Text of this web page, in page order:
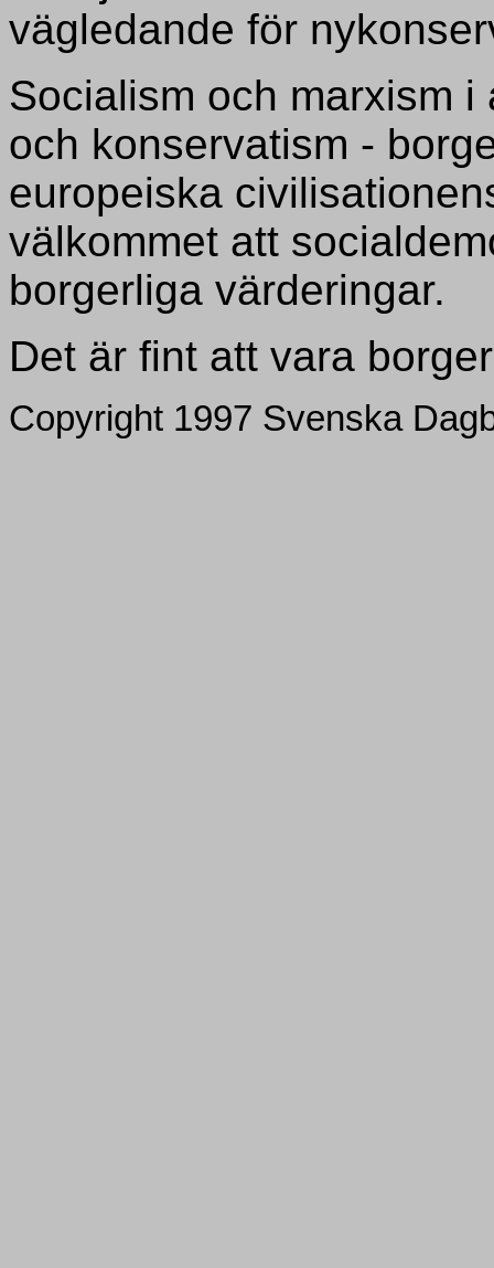
vägledande för
Socialism och marxism
och konservatism -
europeiska
välkommet att
borgerliga värderingar.
Det är fint att vara
Copyright 1997 Svenska